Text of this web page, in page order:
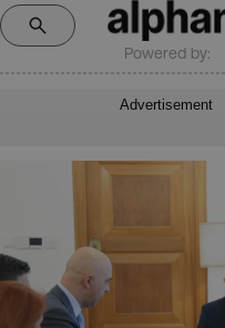
Powered by:
Advertisement